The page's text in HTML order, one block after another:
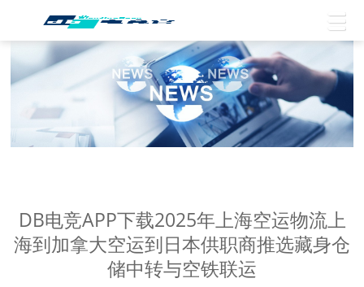
DB电竞APP下载2025年上海空运物流上
海到加拿大空运到日本供职商推选藏身仓
储中转与空铁联运